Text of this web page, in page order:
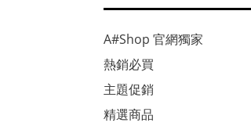
A#shop 官網獨家
熱銷必買
主題促銷
精選商品